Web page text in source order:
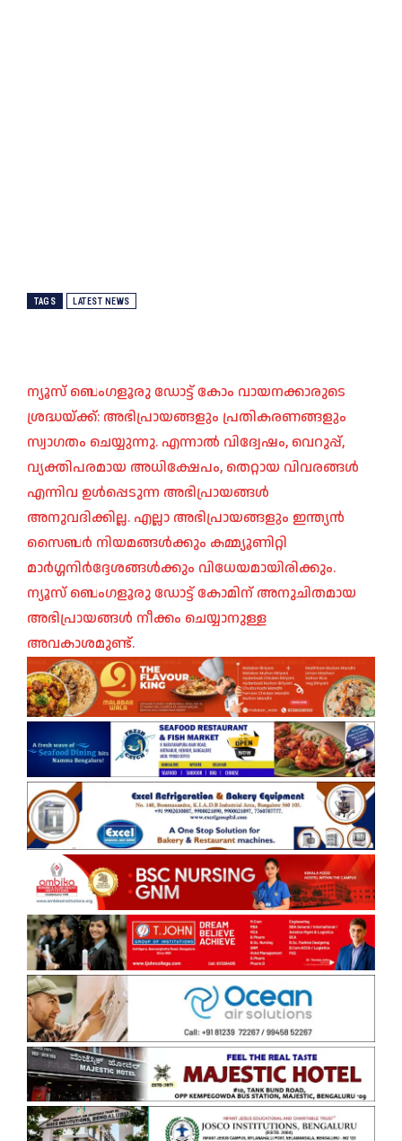
TAGS LATEST NEWS
ന്യൂസ് ബെംഗളൂരു ഡോട്ട് കോം വായനക്കാരുടെ
ശ്രദ്ധയ്ക്ക്: അഭിപ്രായങ്ങളും പ്രതികരണങ്ങളും
സ്വാഗതം ചെയ്യുന്നു. എന്നാൽ വിദ്വേഷം, വെറുപ്പ്,
വ്യക്തിപരമായ അധിക്ഷേപം, തെറ്റായ വിവരങ്ങൾ
എന്നിവ ഉൾപ്പെടുന്ന അഭിപ്രായങ്ങൾ
അനുവദിക്കില്ല. എല്ലാ അഭിപ്രായങ്ങളും ഇന്ത്യൻ
സൈബർ നിയമങ്ങൾക്കും കമ്മ്യൂണിറ്റി
മാർഗ്ഗനിർദ്ദേശങ്ങൾക്കും വിധേയമായിരിക്കും.
ന്യൂസ് ബെംഗളൂരു ഡോട്ട് കോമിന് അനുചിതമായ
അഭിപ്രായങ്ങൾ നീക്കം ചെയ്യാനുള്ള
അവകാശമുണ്ട്.